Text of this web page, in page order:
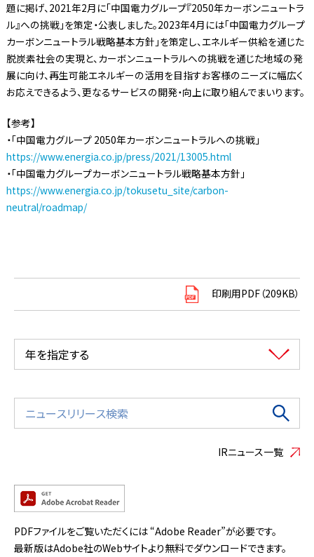
題に掲げ、2021年2月に「中国電力グループ『2050年カーボンニュートラ
ル』への挑戦」を策定・公表しました。2023年4月には「中国電力グループ
カーボンニュートラル戦略基本方針」を策定し、エネルギー供給を通じた
脱炭素社会の実現と、カーボンニュートラルへの挑戦を通じた地域の発
展に向け、再生可能エネルギーの活用を目指すお客様のニーズに幅広く
お応えできるよう、更なるサービスの開発・向上に取り組んでまいります。
【参考】
・「中国電力グループ 2050年カーボンニュートラルへの挑戦」
https://www.energia.co.jp/press/2021/13005.html
・「中国電力グループカーボンニュートラル戦略基本方針」
https://www.energia.co.jp/tokusetu_site/carbon-
neutral/roadmap/
印刷用PDF（209KB）
年を指定する
IRニュース一覧
PDFファイルをご覧いただくには “Adobe Reader”が必要です。
最新版はAdobe社のWebサイトより無料でダウンロードできます。